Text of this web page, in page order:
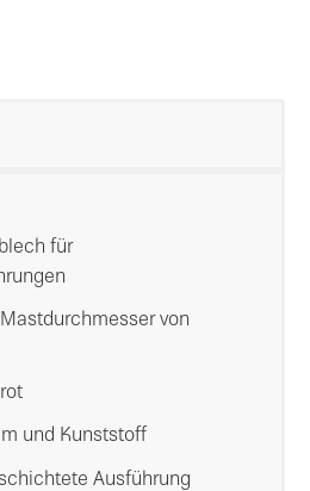
für
von
und Kunststoff
Ausführung